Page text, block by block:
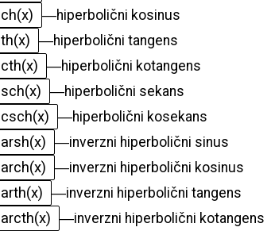
ch(x) —hiperbolični kosinus
th(x) —hiperbolični tangens
cth(x) —hiperbolični kotangens
sch(x) —hiperbolični sekans
csch(x) —hiperbolični kosekans
arsh(x) —inverzni hiperbolični sinus
arch(x) —inverzni hiperbolični kosinus
arth(x) —inverzni hiperbolični tangens
arcth(x) —inverzni hiperbolični kotangens